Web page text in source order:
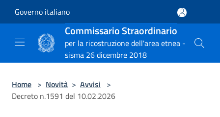
Governo italiano
Commissario Straordinario
per la ricostruzione dell'area etnea -
sisma 26 dicembre 2018
Home > Novità > Avvisi >
Decreto n.1591 del 10.02.2026